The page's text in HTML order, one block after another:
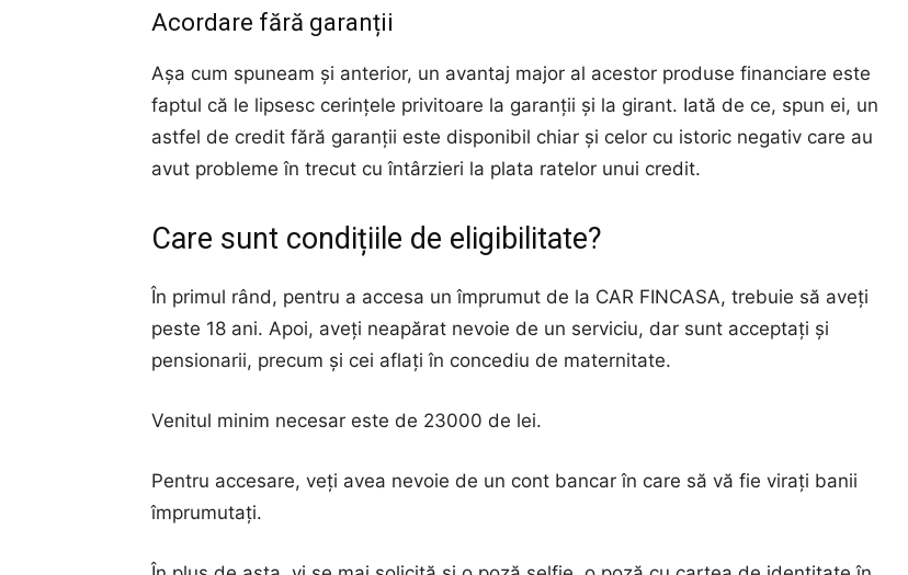
Acordare fără garanții
Așa cum spuneam și anterior, un avantaj major al acestor produse financiare este
faptul că le lipsesc cerințele privitoare la garanții și la girant. Iată de ce, spun ei, un
astfel de credit fără garanții este disponibil chiar și celor cu istoric negativ care au
avut probleme în trecut cu întârzieri la plata ratelor unui credit.
Care sunt condițiile de eligibilitate?
În primul rând, pentru a accesa un împrumut de la CAR FINCASA, trebuie să aveți
peste 18 ani. Apoi, aveți neapărat nevoie de un serviciu, dar sunt acceptați și
pensionarii, precum și cei aflați în concediu de maternitate.
Venitul minim necesar este de 23000 de lei.
Pentru accesare, veți avea nevoie de un cont bancar în care să vă fie virați banii
împrumutați.